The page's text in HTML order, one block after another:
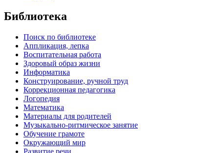
Библиотека
Поиск по библиотеке
Аппликация, лепка
Воспитательная работа
Здоровый образ жизни
Информатика
Конструирование, ручной труд
Коррекционная педагогика
Логопедия
Математика
Материалы для родителей
Музыкально-ритмическое занятие
Обучение грамоте
Окружающий мир
Развитие речи